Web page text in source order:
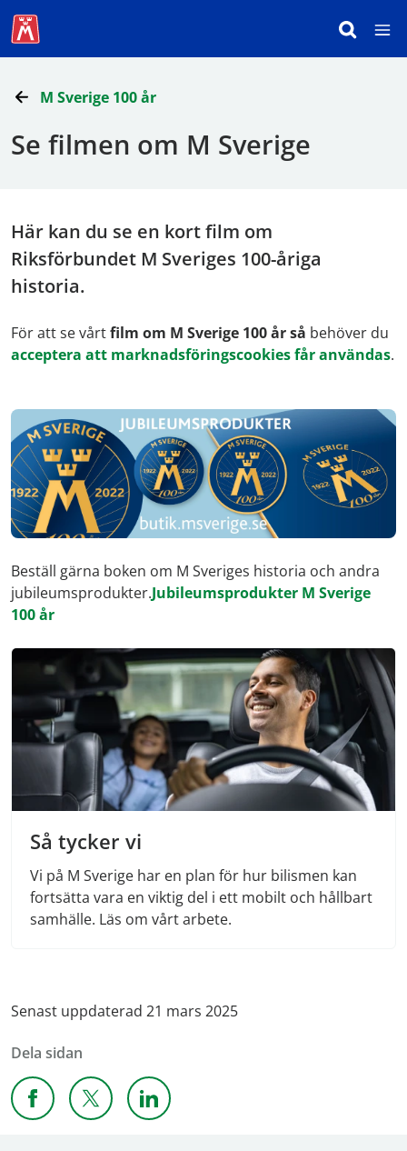
M Sverige 100 år
Se filmen om M Sverige
Här kan du se en kort film om
Riksförbundet M Sveriges 100-åriga
historia.
För att se vårtfilm om M Sverige 100 år så behöver du
acceptera att marknadsföringscookies får användas.
Beställ gärna boken om M Sveriges historia och andra
jubileumsprodukter.Jubileumsprodukter M Sverige
100 år
Så tycker vi
Vi på M Sverige har en plan för hur bilismen kan
fortsätta vara en viktig del i ett mobilt och hållbart
samhälle. Läs om vårt arbete.
Senast uppdaterad 21 mars 2025
Dela sidan
Dela sidan på Facebook
Dela sidan på XDela sidan på Linkedin